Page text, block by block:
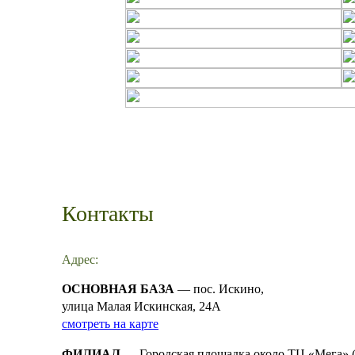
Контакты
Адрес:
ОСНОВНАЯ БАЗА — пос. Искино,
улица Малая Искинская, 24А
смотреть на карте